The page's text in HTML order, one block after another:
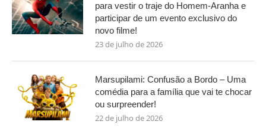
para vestir o traje do Homem-Aranha e
participar de um evento exclusivo do
novo filme!
23 de julho de 2026
Marsupilami: Confusão a Bordo – Uma
comédia para a família que vai te chocar
ou surpreender!
22 de julho de 2026